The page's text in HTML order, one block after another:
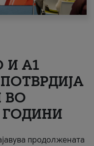
И A1
ВО
ГОДИНИ
продолжената